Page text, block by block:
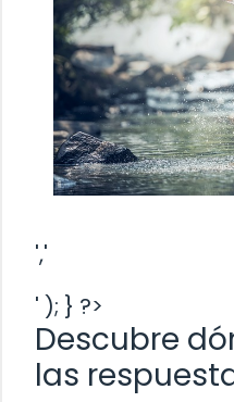
','
' ); } ?>
Descubre
las